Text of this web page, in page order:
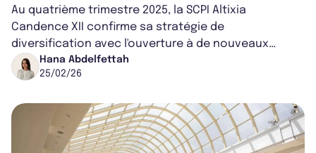
Au quatrième trimestre 2025, la SCPI Altixia
Candence XII confirme sa stratégie de
diversification avec l'ouverture à de nouveaux
secteurs d'investissement. Malgré un contexte
écon...
Hana Abdelfettah
25/02/26